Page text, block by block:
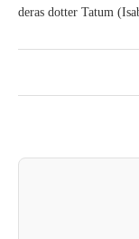
deras dotter Tatum